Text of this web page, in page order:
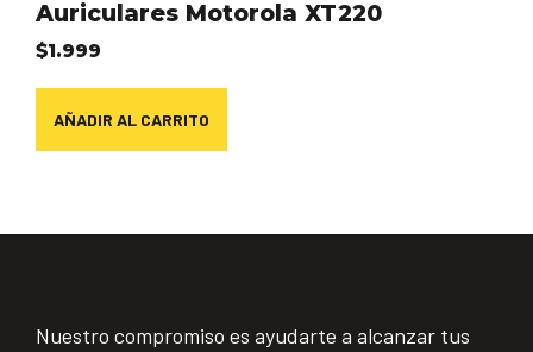
Auriculares Motorola XT220
$1.999
AÑADIR AL CARRITO
Nuestro compromiso es ayudarte a alcanzar tus